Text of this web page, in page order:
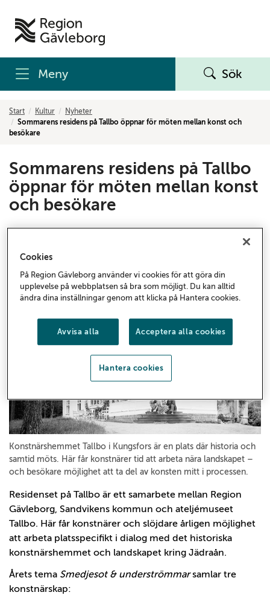
Meny Sök
Start Kultur
Nyheter
Sommarens residens på Tallbo öppnar för möten mellan konst och
besökare
Sommarens residens på Tallbo
öppnar för möten mellan konst
och besökare
Tre konstnärskap har nu valts ut till årets residens på
Tallbo i Kungsfors, Sandviken. Under maj och juni
månad bjuds allmänheten in till öppna ateljéer och
konstnärssamtal – där konstnärliga processer blir
tillgängliga för fler.
Konstnärshemmet Tallbo i Kungsfors är en plats där historia och
samtid möts. Här får konstnärer tid att arbeta nära landskapet –
och besökare möjlighet att ta del av konsten mitt i processen.
Residenset på Tallbo är ett samarbete mellan Region
Gävleborg, Sandvikens kommun och ateljémuseet
Tallbo. Här får konstnärer och slöjdare årligen möjlighet
att arbeta platsspecifikt i dialog med det historiska
konstnärshemmet och landskapet kring Jädraån.
Årets tema Smedjesot & underströmmarsamlar tre
konstnärskap:
Cookies
På Region Gävleborg använder vi cookies för att göra din
upplevelse på webbplatsen så bra som möjligt. Du kan alltid
ändra dina inställningar genom att klicka på Hantera cookies.
Avvisa alla Acceptera alla cookies
Hantera cookies